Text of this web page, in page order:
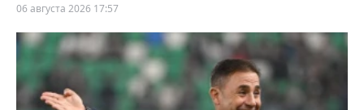
06 августа 2026 17:57